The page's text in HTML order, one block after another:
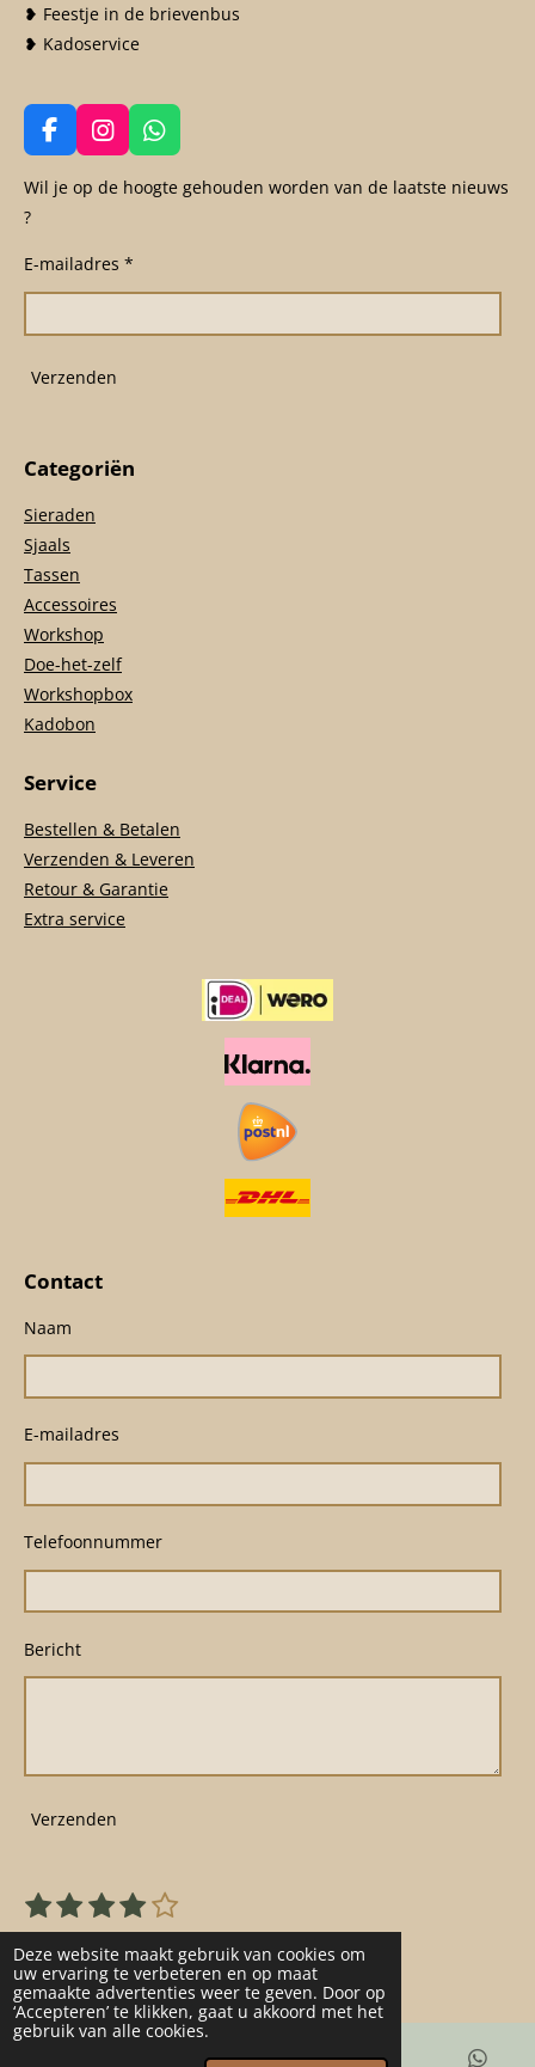
Deze website maakt gebruik van cookies om
uw ervaring te verbeteren en op maat
gemaakte advertenties weer te geven. Door op
‘Accepteren’ te klikken, gaat u akkoord met het
gebruik van alle cookies.
❥ Feestje in de brievenbus
❥ Kadoservice
F
a
c
o
o
I
n
s
g
r
m
W
h
a
p
Wil je op de hoogte gehouden worden van de laatste nieuws
?
E-mailadres *
Verzenden
Categoriën
Sieraden
Sjaals
Tassen
Accessoires
Workshop
Doe-het-zelf
Workshopbox
Kadobon
Service
Bestellen & Betalen
Verzenden & Leveren
Retour & Garantie
Extra service
Contact
Naam
E-mailadres
Telefoonnummer
Bericht
Verzenden
R
a
t
i
n
1
s
t
e
r
2
s
t
e
r
r
3
s
t
e
r
r
4
s
t
e
r
r
5
s
t
e
r
r
S
e
m
m
e
n
22 stemmen